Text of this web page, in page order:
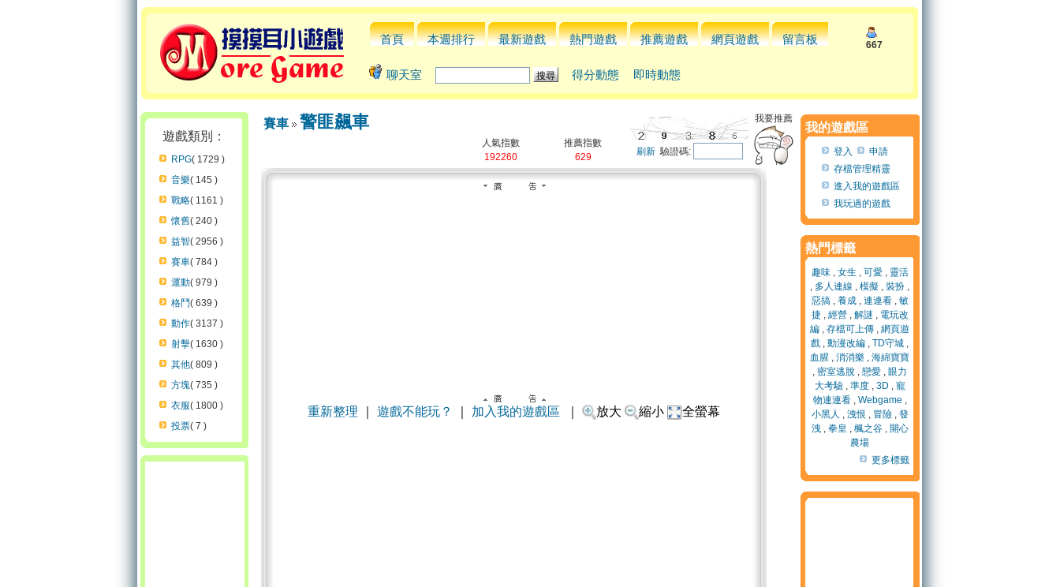
首頁 本週排行 最新遊戲 熱門遊戲 推薦遊戲 網頁遊戲 留言板 667
聊天室 得分動態 即時動態
遊戲類別：
RPG( 1729 )
音樂( 145 )
戰略( 1161 )
懷舊( 240 )
益智( 2956 )
賽車( 784 )
運動( 979 )
格鬥( 639 )
動作( 3137 )
射擊( 1630 )
其他( 809 )
方塊( 735 )
衣服( 1800 )
投票( 7 )
賽車 警匪飆車
人氣指數
192260
推薦指數
629
刷新驗證碼:
我要推薦
重新整理 遊戲不能玩？ 加入我的遊戲區 放大 縮小 全螢幕
我的遊戲區
登入
申請
存檔管理精靈
進入我的遊戲區
我玩過的遊戲
熱門標籤
趣味, 女生 , 可愛, 靈活
, 多人連線 , 模擬 , 裝扮 ,
惡搞, 養成, 連連看, 敏
捷, 經營, 解謎 , 電玩改
編 , 存檔可上傳 , 網頁遊
戲 , 動漫改編 , TD守城 ,
血腥 , 消消樂 , 海綿寶寶
, 密室逃脫 , 戀愛 , 眼力
大考驗, 準度, 3D , 寵
物連連看, Webgame ,
小黑人 , 洩恨 , 冒險, 發
洩, 拳皇 , 楓之谷, 開心
農場
更多標籤